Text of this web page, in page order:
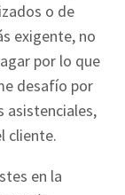
o de
exigente, no
por lo que
desafío por
asistenciales,
cliente.
en la